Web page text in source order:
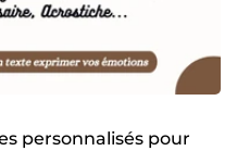
personnalisés pour